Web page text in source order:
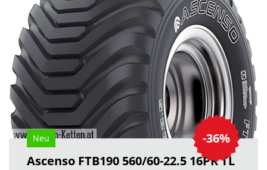
-36%
Neu
Ascenso FTB190 560/60-22.5 16PR TL